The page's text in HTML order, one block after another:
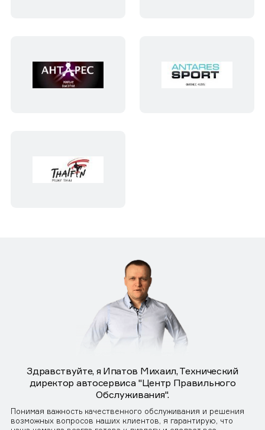
Здравствуйте, я Ипатов Михаил, Технический
директор автосервиса "Центр Правильного
Обслуживания".
Понимая важность качественного обслуживания и решения
возможных вопросов наших клиентов, я гарантирую, что